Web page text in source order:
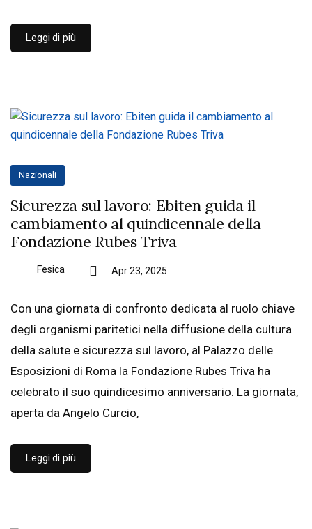
Leggi di più
Nazionali
Sicurezza sul lavoro: Ebiten guida il
cambiamento al quindicennale della
Fondazione Rubes Triva
Fesica Apr 23, 2025
Con una giornata di confronto dedicata al ruolo chiave
degli organismi paritetici nella diffusione della cultura
della salute e sicurezza sul lavoro, al Palazzo delle
Esposizioni di Roma la Fondazione Rubes Triva ha
celebrato il suo quindicesimo anniversario. La giornata,
aperta da Angelo Curcio,
Leggi di più